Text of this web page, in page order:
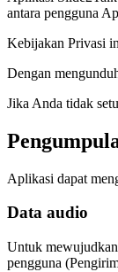
antara pengguna
Kebijakan Privasi
Dengan
Jika Anda tidak
Aplikasi dapat
Data audio
Untuk mewujudkan
pengguna